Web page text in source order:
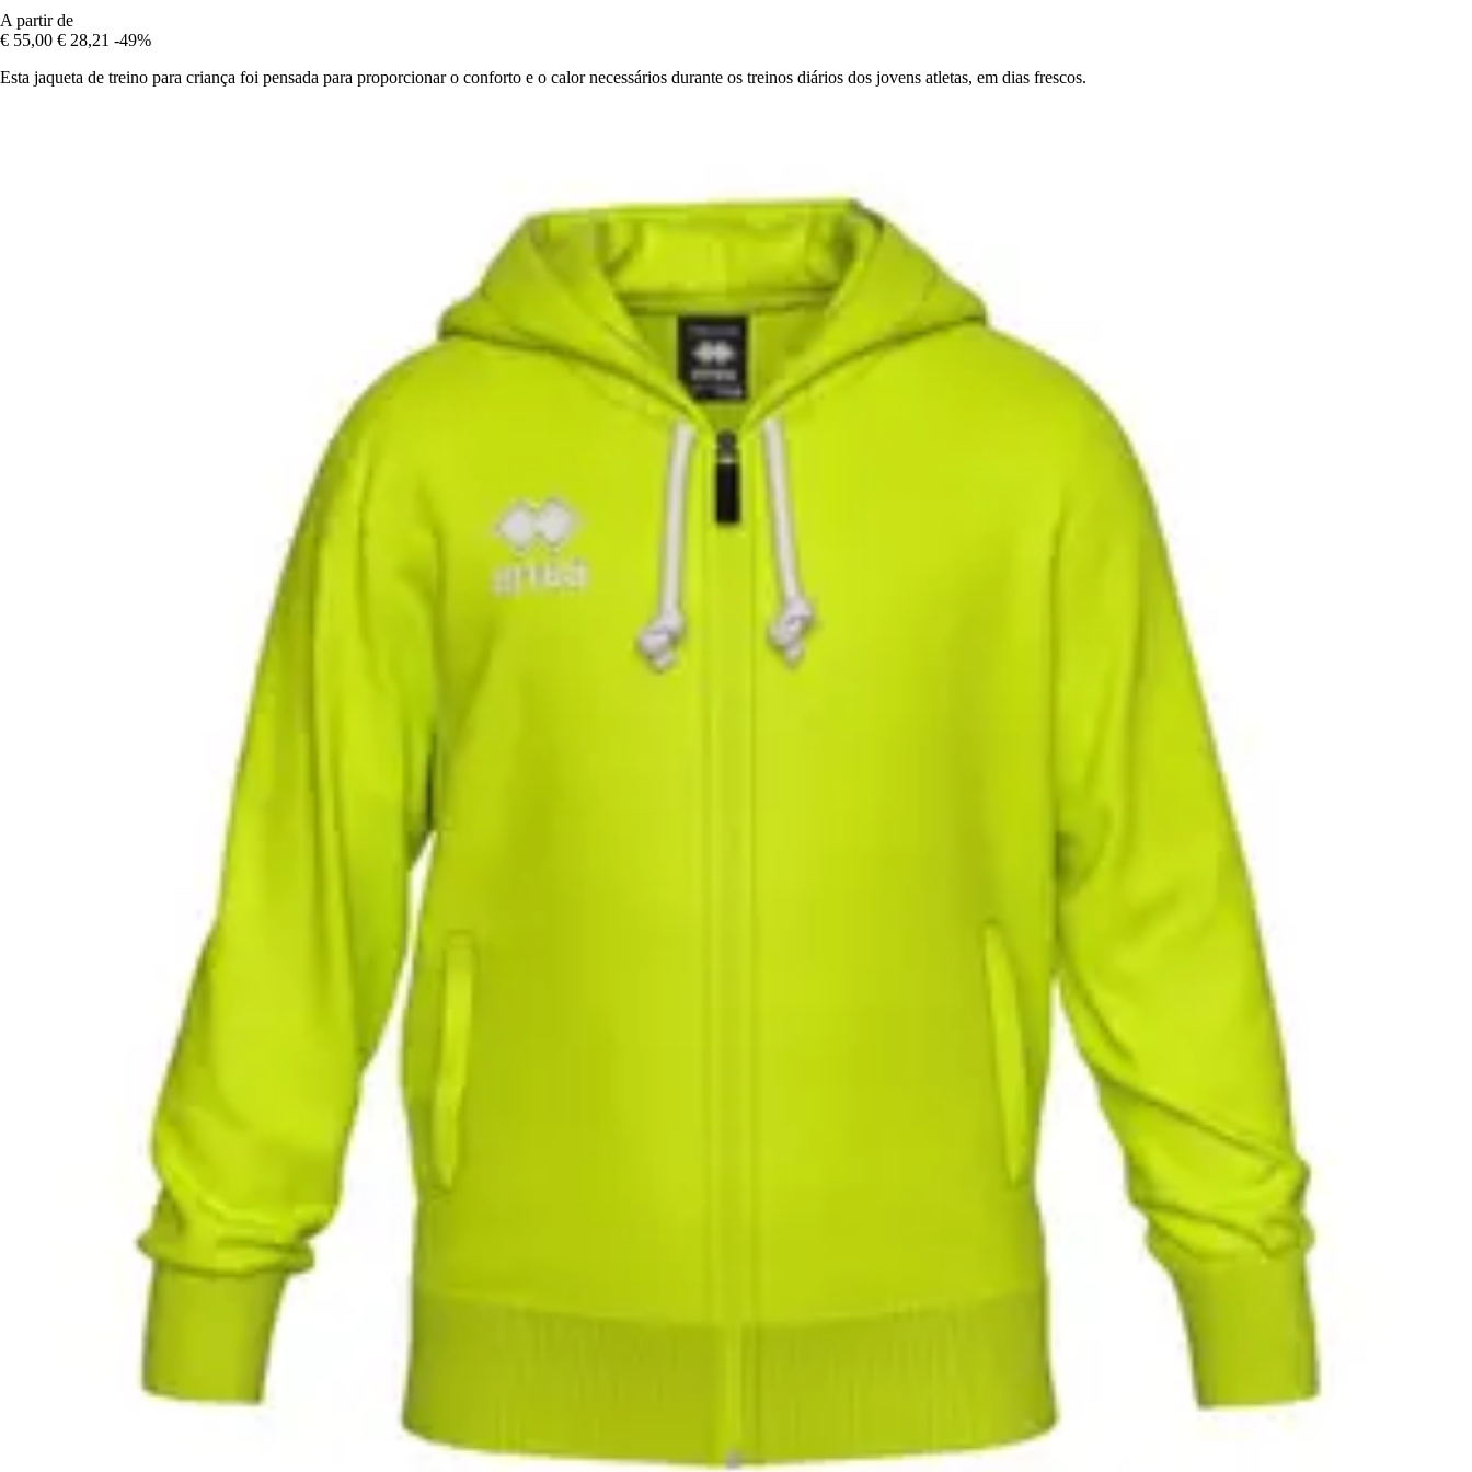
A partir de
€ 55,00 € 28,21 -49%
Esta jaqueta de treino para criança foi pensada para proporcionar o conforto e o calor necessários durante os treinos diários dos jovens atletas, em dias frescos.